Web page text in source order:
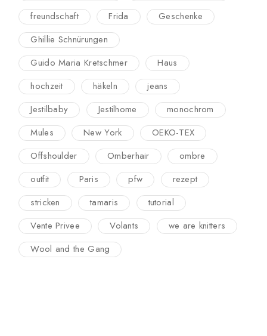
freundschaft
Frida
Geschenke
Ghillie Schnürungen
Guido Maria Kretschmer
Haus
hochzeit
häkeln
jeans
Jestilbaby
Jestilhome
monochrom
Mules
New York
OEKO-TEX
Offshoulder
Omberhair
ombre
outfit
Paris pfw
rezept
stricken
tamaris
tutorial
Vente Privee
Volants
we are knitters
Wool and the Gang